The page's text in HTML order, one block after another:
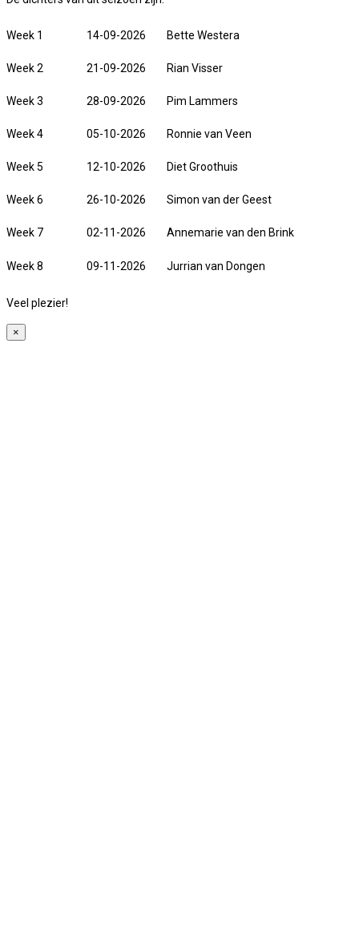
Week 1 14-09-2026 Bette Westera
Week 2 21-09-2026 Rian Visser
Week 3 28-09-2026 Pim Lammers
Week 4 05-10-2026 Ronnie van Veen
Week 5 12-10-2026 Diet Groothuis
Week 6 26-10-2026 Simon van der Geest
Week 7 02-11-2026 Annemarie van den Brink
Week 8 09-11-2026 Jurrian van Dongen
Veel plezier!
×